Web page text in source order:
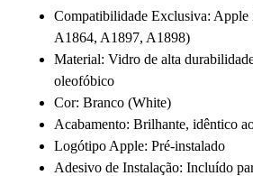
Compatibilidade Exclusiva: Apple
A1864, A1897, A1898)
Material: Vidro de alta
oleofóbico
Cor: Branco (White)
Acabamento: Brilhante, idêntico
Logótipo Apple: Pré-instalado
Adesivo de Instalação: Incluído